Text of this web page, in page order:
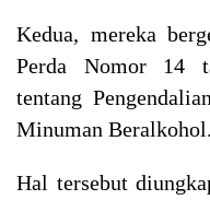
Kedua, mereka
Perda Nomor 14
tentang
Minuman Beralkohol.
Hal tersebut